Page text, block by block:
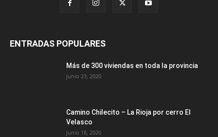
ENTRADAS POPULARES
Más de 300 viviendas en toda la provincia
junio 23, 2020
Camino Chilecito – La Rioja por cerro El
Velasco
junio 18, 2020